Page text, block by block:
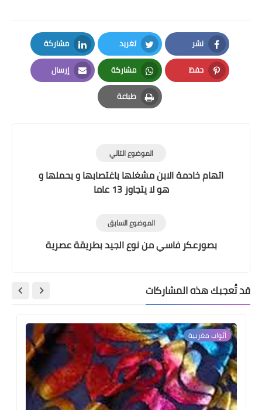
نشر
Facebook
تغريد
Twitter
مشاركة
LinkedIn
حفظ
Pinterest
مشاركة
Whatsapp
إرسال
Email
طباعة
Print
الموضوع التالي
اتهام خادمة الابن مشغلها باغتصابها و بحملها و
هو لا يتجاوز 13 عاما
الموضوع السابق
بصورعكر فاسي من نوع الجيد بطريقة عصرية
قد تُعجبك هذه المشاركات
أثواب مغربية